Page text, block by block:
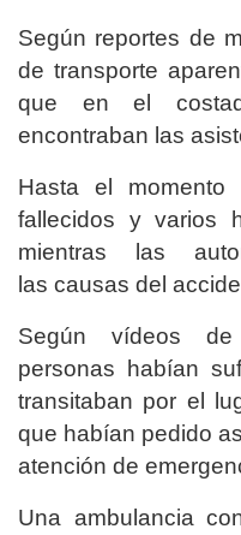
Según reportes de
de transporte
que en el
encontraban las
Hasta el momento
fallecidos y varios
mientras las
las causas del
Según vídeos
personas habían
transitaban por el
que habían pedido
atención de
Una ambulancia